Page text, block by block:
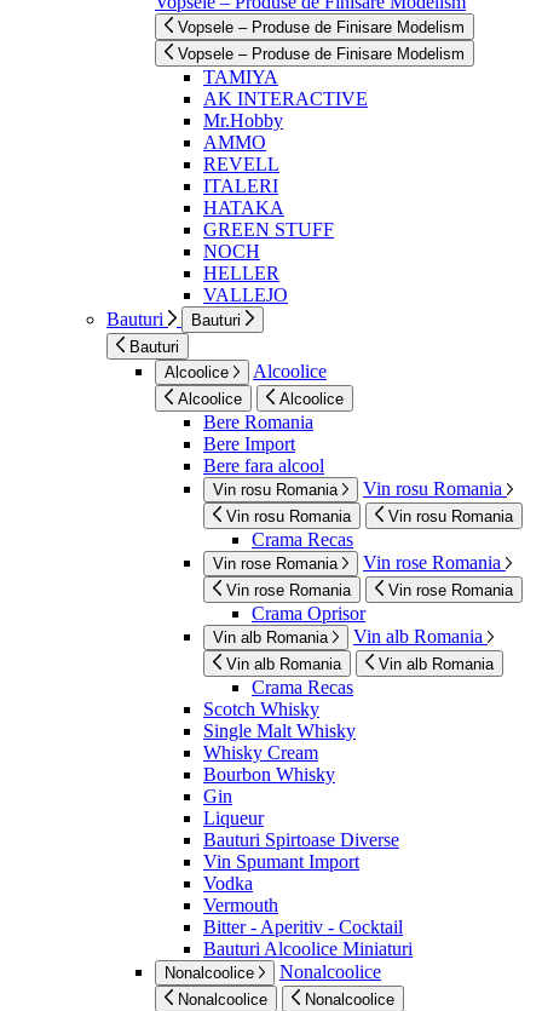
Vopsele – Produse de Finisare Modelism
Vopsele – Produse de Finisare Modelism
TAMIYA
AK INTERACTIVE
Mr.Hobby
AMMO
REVELL
ITALERI
HATAKA
GREEN STUFF
NOCH
HELLER
VALLEJO
Bauturi
Bauturi
Bauturi
Alcoolice
Alcoolice
Alcoolice Alcoolice
Bere Romania
Bere Import
Bere fara alcool
Vin rosu Romania Vin rosu Romania
Vin rosu Romania Vin rosu Romania
Crama Recas
Vin rose Romania Vin rose Romania
Vin rose Romania Vin rose Romania
Crama Oprisor
Vin alb Romania Vin alb Romania
Vin alb Romania Vin alb Romania
Crama Recas
Scotch Whisky
Single Malt Whisky
Whisky Cream
Bourbon Whisky
Gin
Liqueur
Bauturi Spirtoase Diverse
Vin Spumant Import
Vodka
Vermouth
Bitter - Aperitiv - Cocktail
Bauturi Alcoolice Miniaturi
Nonalcoolice Nonalcoolice
Nonalcoolice Nonalcoolice